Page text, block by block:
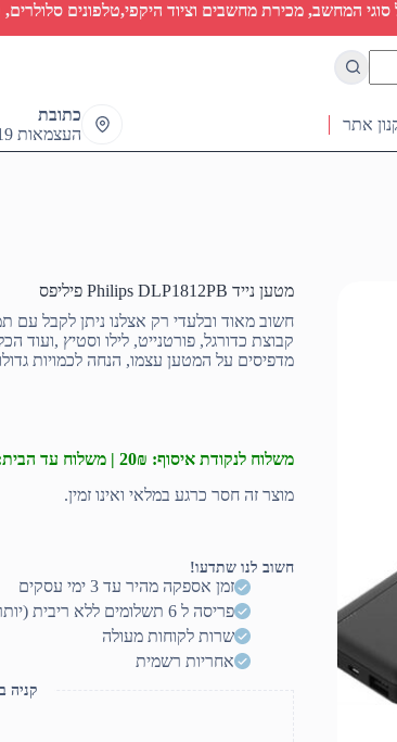
המחשב, מכירת מחשבים וציוד היקפי,טלפונים סלולרים,
אתר
כתובת
העצמאות 19 ראש העין
מטען נייד Philips DLP1812PB פיליפס
חשוב מאוד ובלעדי רק אצלנו ניתן לקבל עם
קבוצת כדורגל, פורטנייט, לילו וסטיץ
מדפיסים על המטען עצמו, הנחה לכמויות
משלוח לנקודת איסוף: 20₪ | משלוח עד הבית: 50₪
מוצר זה חסר כרגע במלאי ואינו זמין.
חשוב לנו שתדעו!
זמן אספקה מהיר עד 3 ימי עסקים
פריסה ל 6 תשלומים ללא ריבית (יותר? דברו איתנו)
שרות לקוחות מעולה
אחריות רשמית
קניה